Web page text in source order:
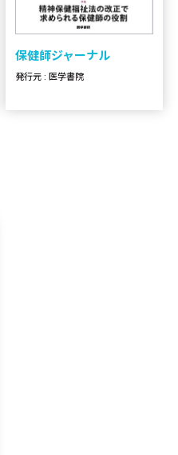
保健師ジャーナル
発行元 : 医学書院